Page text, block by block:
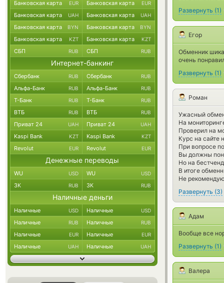
Развернуть (1)
Егор
Обменник
очень
Развернуть (1)
Роман
Ужасный
На
Проверил на
Курс на сайте
При вопросе
Вы должны
Но на
В итоге
Не
Развернуть (3)
Адам
Вообще все
Развернуть (1)
Валера
Банковская карта EUR Банковская карта EUR
Банковская карта UAH Банковская карта UAH
Банковская карта BYN Банковская карта BYN
Банковская карта KZT Банковская карта KZT
СБП RUB СБП RUB
Интернет-банкинг
Сбербанк RUB Сбербанк RUB
Альфа-Банк RUB Альфа-Банк RUB
Т-Банк RUB Т-Банк RUB
ВТБ RUB ВТБ RUB
Приват 24 UAH Приват 24 UAH
Kaspi Bank KZT Kaspi Bank KZT
Revolut EUR Revolut EUR
Денежные переводы
WU USD WU USD
ЗК RUB ЗК RUB
Наличные деньги
Наличные USD Наличные USD
Наличные RUB Наличные RUB
Наличные EUR Наличные EUR
Наличные UAH Наличные UAH